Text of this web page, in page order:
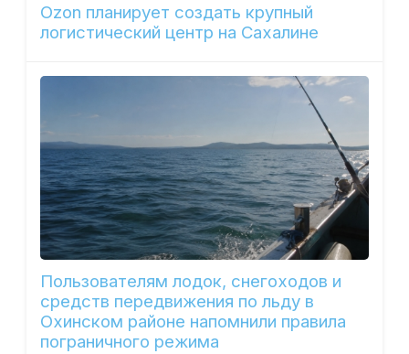
Ozon планирует создать крупный
логистический центр на Сахалине
Пользователям лодок, снегоходов и
средств передвижения по льду в
Охинском районе напомнили правила
пограничного режима